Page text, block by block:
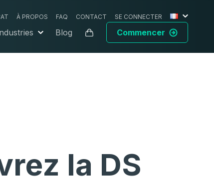
À PROPOS FAQ CONTACT SE CONNECTER
Blog Commencer
la DS